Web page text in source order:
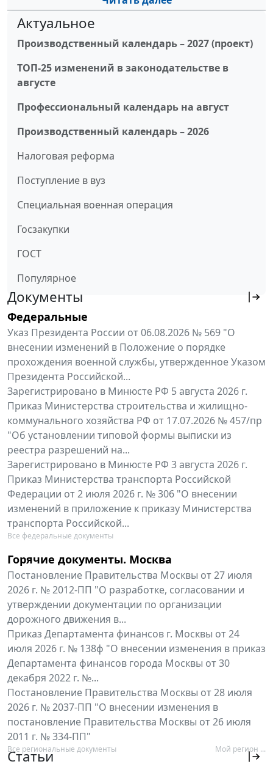
Актуальное
Производственный календарь – 2027 (проект)
ТОП-25 изменений в законодательстве в
августе
Профессиональный календарь на август
Производственный календарь – 2026
Налоговая реформа
Поступление в вуз
Специальная военная операция
Госзакупки
ГОСТ
Популярное
Документы
Федеральные
Указ Президента России от 06.08.2026 № 569 "О
внесении изменений в Положение о порядке
прохождения военной службы, утвержденное Указом
Президента Российской...
Зарегистрировано в Минюсте РФ 5 августа 2026 г.
Приказ Министерства строительства и жилищно-
коммунального хозяйства РФ от 17.07.2026 № 457/пр
"Об установлении типовой формы выписки из
реестра разрешений на...
Зарегистрировано в Минюсте РФ 3 августа 2026 г.
Приказ Министерства транспорта Российской
Федерации от 2 июля 2026 г. № 306 "О внесении
изменений в приложение к приказу Министерства
транспорта Российской...
Все федеральные документы
Горячие документы. Москва
Постановление Правительства Москвы от 27 июля
2026 г. № 2012-ПП "О разработке, согласовании и
утверждении документации по организации
дорожного движения в...
Приказ Департамента финансов г. Москвы от 24
июля 2026 г. № 138ф "О внесении изменения в приказ
Департамента финансов города Москвы от 30
декабря 2022 г. №...
Постановление Правительства Москвы от 28 июля
2026 г. № 2037-ПП "О внесении изменения в
постановление Правительства Москвы от 26 июля
2011 г. № 334-ПП"
Все региональные документы Мой регион ...
Статьи